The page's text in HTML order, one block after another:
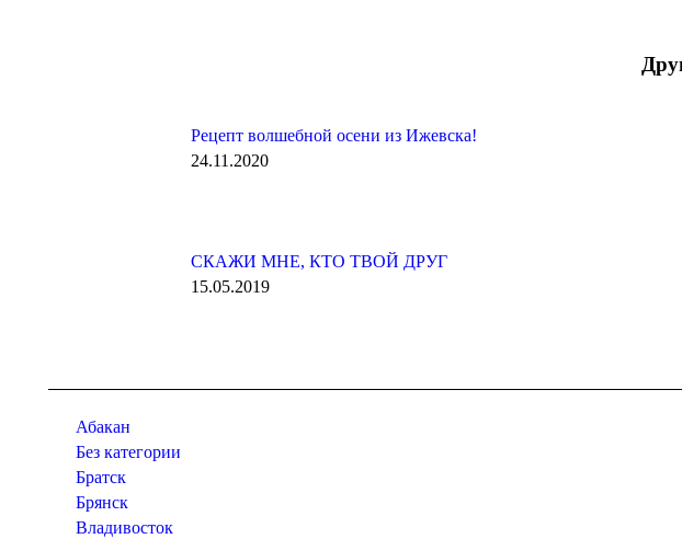
Рецепт волшебной осени из Ижевска!
24.11.2020
СКАЖИ МНЕ, КТО ТВОЙ ДРУГ
15.05.2019
Абакан
Без категории
Братск
Брянск
Владивосток